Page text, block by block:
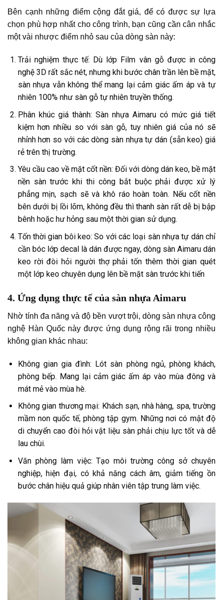
Bên cạnh những điểm cộng đắt giá, để có được sự lựa
chọn phù hợp nhất cho công trình, bạn cũng cần cân nhắc
một vài nhược điểm nhỏ sau của dòng sàn này:
Trải nghiệm thực tế: Dù lớp Film vân gỗ được in công
nghệ 3D rất sắc nét, nhưng khi bước chân trần lên bề mặt,
sàn nhựa vẫn không thể mang lại cảm giác ấm áp và tự
nhiên 100% như sàn gỗ tự nhiên truyền thống.
Phân khúc giá thành: Sàn nhựa Aimaru có mức giá tiết
kiệm hơn nhiều so với sàn gỗ, tuy nhiên giá của nó sẽ
nhỉnh hơn so với các dòng sàn nhựa tự dán (sẵn keo) giá
rẻ trên thị trường.
Yêu cầu cao về mặt cốt nền: Đối với dòng dán keo, bề mặt
nền sàn trước khi thi công bắt buộc phải được xử lý
phẳng mịn, sạch sẽ và khô ráo hoàn toàn. Nếu cốt nền
bên dưới bị lồi lõm, không đều thì thanh sàn rất dễ bị bập
bênh hoặc hư hỏng sau một thời gian sử dụng.
Tốn thời gian bôi keo: So với các loại sàn nhựa tự dán chỉ
cần bóc lớp decal là dán được ngay, dòng sàn Aimaru dán
keo rời đòi hỏi người thợ phải tốn thêm thời gian quét
một lớp keo chuyên dụng lên bề mặt sàn trước khi tiến
4. Ứng dụng thực tế của sàn nhựa Aimaru
Nhờ tính đa năng và độ bền vượt trội, dòng sàn nhựa công
nghệ Hàn Quốc này được ứng dụng rộng rãi trong nhiều
không gian khác nhau:
Không gian gia đình: Lót sàn phòng ngủ, phòng khách,
phòng bếp. Mang lại cảm giác ấm áp vào mùa đông và
mát mẻ vào mùa hè.
Không gian thương mại: Khách sạn, nhà hàng, spa, trường
mầm non quốc tế, phòng tập gym. Những nơi có mật độ
di chuyển cao đòi hỏi vật liệu sàn phải chịu lực tốt và dễ
lau chùi.
Văn phòng làm việc: Tạo môi trường công sở chuyên
nghiệp, hiện đại, có khả năng cách âm, giảm tiếng ồn
bước chân hiệu quả giúp nhân viên tập trung làm việc.